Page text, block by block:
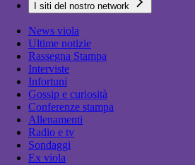
I siti del nostro network
News viola
Ultime notizie
Rassegna Stampa
Interviste
Infortuni
Gossip e curiosità
Conferenze stampa
Allenamenti
Radio e tv
Sondaggi
Ex viola